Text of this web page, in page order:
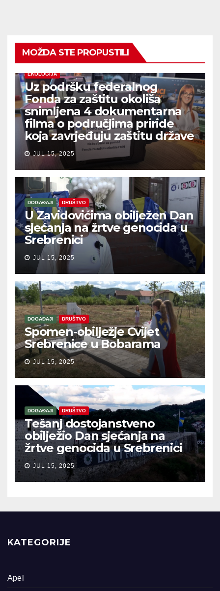
MOŽDA STE PROPUSTILI
EKOLOGIJA
Uz podršku federalnog
Fonda za zaštitu okoliša
snimljena 4 dokumentarna
filma o područjima priride
koja zavrjeđuju zaštitu države
JUL 15, 2025
DOGAĐAJI DRUŠTVO
U Zavidovićima obilježen Dan
sjećanja na žrtve genocida u
Srebrenici
JUL 15, 2025
DOGAĐAJI DRUŠTVO
Spomen-obilježje Cvijet
Srebrenice u Bobarama
JUL 15, 2025
DOGAĐAJI DRUŠTVO
Tešanj dostojanstveno
obilježio Dan sjećanja na
žrtve genocida u Srebrenici
JUL 15, 2025
KATEGORIJE
Apel